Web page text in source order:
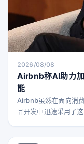
2026/08/08
Airbnb称AI助力
能
Airbnb虽然在面向消
品开发中迅速采用了